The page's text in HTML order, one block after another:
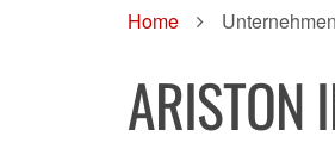
Home Unternehmen
ARISTON